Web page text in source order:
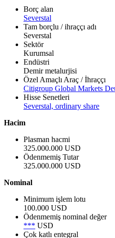
Borç alan
Severstal
Tam borçlu / ihraççı adı
Severstal
Sektör
Kurumsal
Endüstri
Demir metalurjisi
Özel Amaçlı Araç / İhraççı
Citigroup Global Markets
Hisse Senetleri
Severstal, ordinary share
Hacim
Plasman hacmi
325.000.000 USD
Ödenmemiş Tutar
325.000.000 USD
Nominal
Minimum işlem lotu
100.000 USD
Ödenmemiş nominal değer
*** USD
Çok katlı entegral